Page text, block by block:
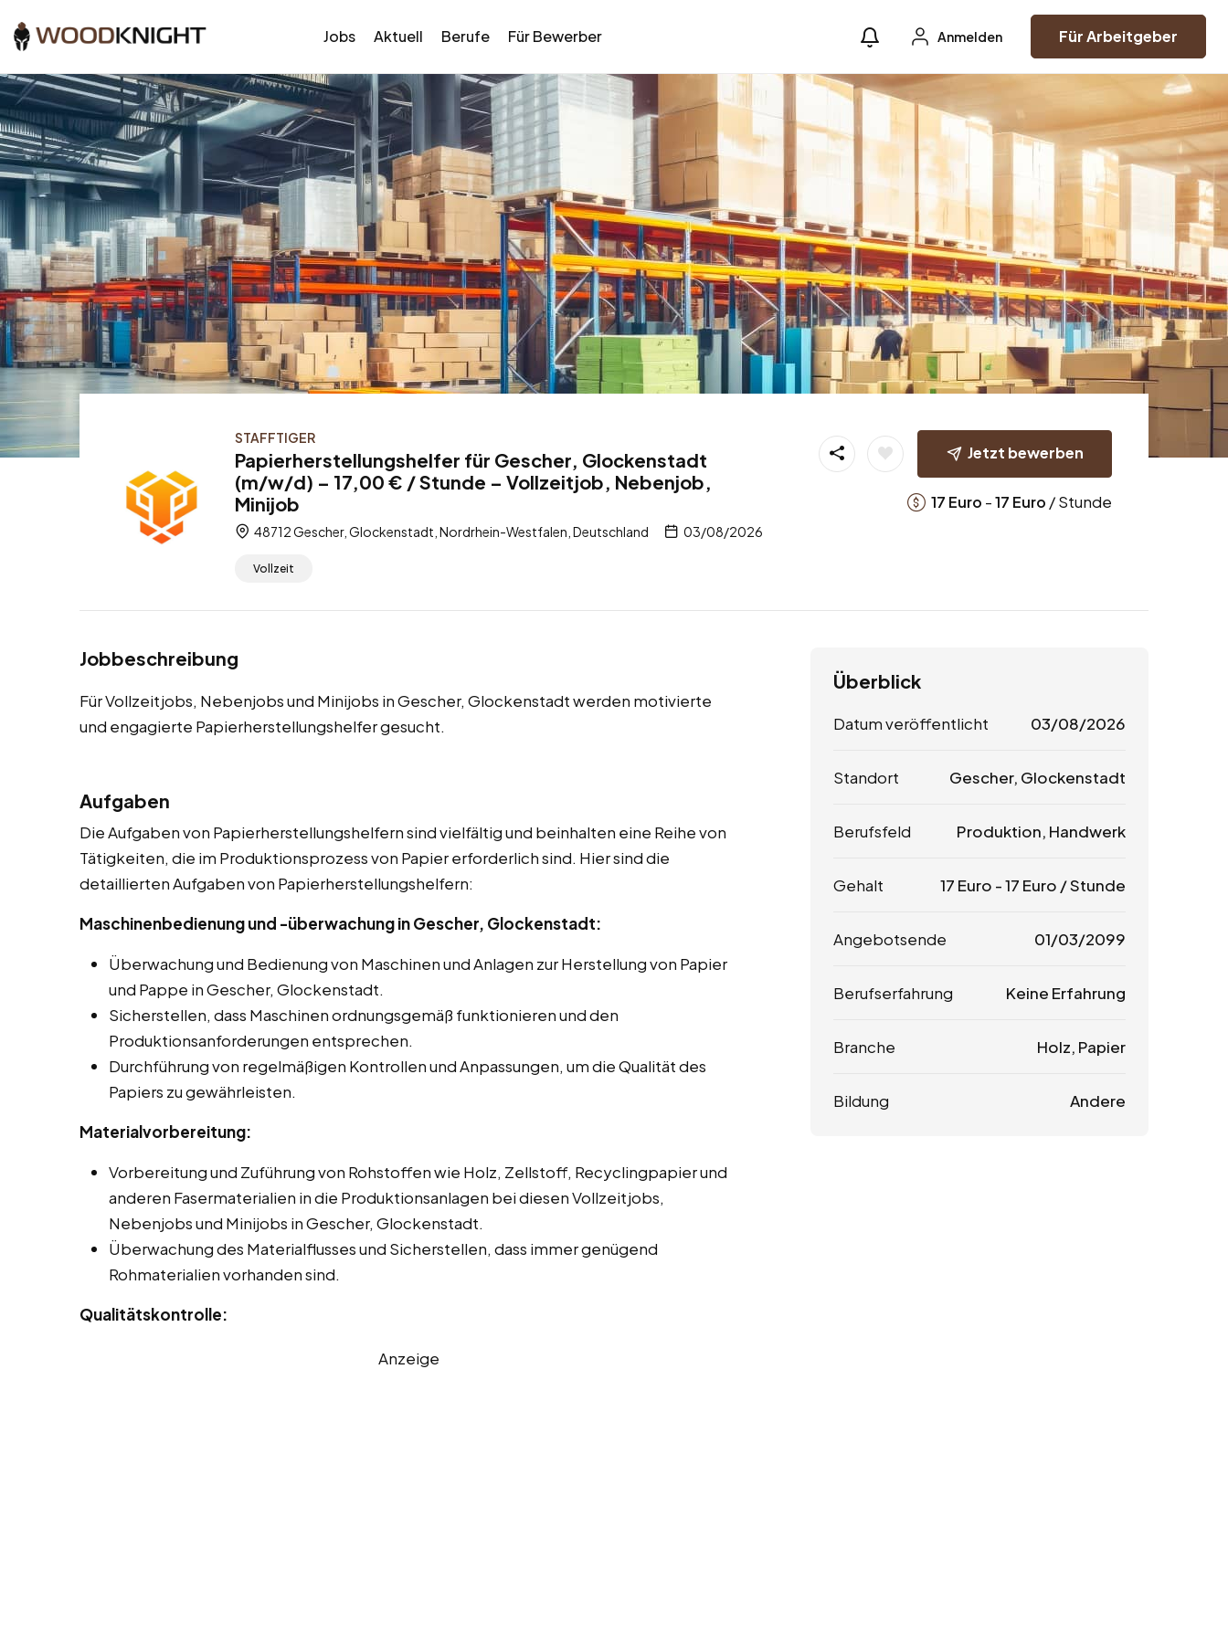
Jobs Aktuell Berufe Für Bewerber Anmelden Für Arbeitgeber
STAFFTIGER
Papierherstellungshelfer für Gescher, Glockenstadt
(m/w/d) – 17,00 € / Stunde – Vollzeitjob, Nebenjob,
Minijob
48712 Gescher, Glockenstadt, Nordrhein-Westfalen, Deutschland 03/08/2026
Vollzeit
Jetzt bewerben
17 Euro -17 Euro / Stunde
Jobbeschreibung
Für Vollzeitjobs, Nebenjobs und Minijobs in Gescher, Glockenstadt werden motivierte
und engagierte Papierherstellungshelfer gesucht.
Aufgaben
Die Aufgaben von Papierherstellungshelfern sind vielfältig und beinhalten eine Reihe von
Tätigkeiten, die im Produktionsprozess von Papier erforderlich sind. Hier sind die
detaillierten Aufgaben von Papierherstellungshelfern:
Maschinenbedienung und -überwachung in Gescher, Glockenstadt:
Überwachung und Bedienung von Maschinen und Anlagen zur Herstellung von Papier
und Pappe in Gescher, Glockenstadt.
Sicherstellen, dass Maschinen ordnungsgemäß funktionieren und den
Produktionsanforderungen entsprechen.
Durchführung von regelmäßigen Kontrollen und Anpassungen, um die Qualität des
Papiers zu gewährleisten.
Materialvorbereitung:
Vorbereitung und Zuführung von Rohstoffen wie Holz, Zellstoff, Recyclingpapier und
anderen Fasermaterialien in die Produktionsanlagen bei diesen Vollzeitjobs,
Nebenjobs und Minijobs in Gescher, Glockenstadt.
Überwachung des Materialflusses und Sicherstellen, dass immer genügend
Rohmaterialien vorhanden sind.
Qualitätskontrolle:
Anzeige
Überblick
Datum veröffentlicht 03/08/2026
Standort Gescher, Glockenstadt
Berufsfeld Produktion, Handwerk
Gehalt 17 Euro -17 Euro / Stunde
Angebotsende 01/03/2099
Berufserfahrung Keine Erfahrung
Branche Holz, Papier
Bildung Andere